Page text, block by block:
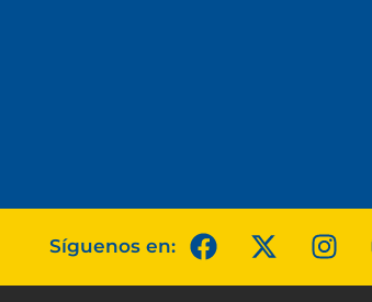
Síguenos en: